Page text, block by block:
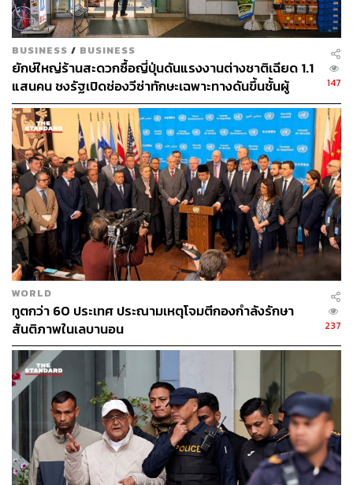
สนับสนุน Gen Z ต่างแสดงความยินดีและมองว่า นี่เป็นก้าว
ต่อไปในทิศทางของ ‘การเมืองใหม่’ ที่พวกเขาต้องการให้
ประเทศนี้เดินหน้าไป
โดยคาดว่าสุศีลาจะจัดตั้งรัฐบาลเนปาลชุดใหม่ภายในไม่กี่วัน
นี้ และอาจมีการจัดการเลือกตั้งทั่วไปขึ้นในวันที่ 5 มีนาคม
2026 เพื่อเปลี่ยนผ่านอำนาจทางการเมืองและคืนอำนาจให้
กับประชาชน
ภาพ: Reuters
อ้างอิง:
https://www.bbc.com/news/articles/c179qne0zw0o
https://www.reuters.com/world/asia-pacific/former-chi
ef-justice-karki-named-nepals-first-female-pm-after-vi
olent-unrest-2025-09-12/
https://www.aljazeera.com/news/2025/9/12/nepal-pro
test-death-toll-reaches-51-as-12500-prisoners-remai
n-on-the-run
TAGS: Nepal Sushila Karki
BUSINESS / BUSINESS
ยักษ์ใหญ่ร้านสะดวกซื้อญี่ปุ่นดันแรงงานต่างชาติเฉียด 1.1
แสนคน ชงรัฐเปิดช่องวีซ่าทักษะเฉพาะทางดันขึ้นชั้นผู้
จัดการ
147
WORLD
ทูตกว่า 60 ประเทศ ประณามเหตุโจมตีกองกำลังรักษา
สันติภาพในเลบานอน
237